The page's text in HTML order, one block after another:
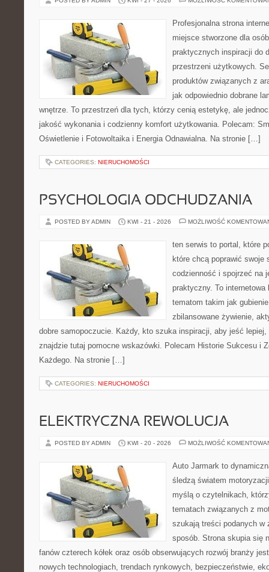
Profesjonalna strona
miejsce stworzone dla
praktycznych inspiracji do
przestrzeni użytkowych.
produktów związanych z
jak odpowiednio dobrane
wnętrze. To przestrzeń dla tych, którzy cenią estetykę, ale
jakość wykonania i codzienny komfort użytkowania. Polecam:
Oświetlenie i Fotowoltaika i Energia Odnawialna. Na stronie […]
CATEGORIES: NIERUCHOMOŚCI
PSYCHOLOGIA ODCHUDZANIA
POSTED BY ADMIN KWI - 21 - 2026 MOŻLIWOŚĆ
ten serwis to portal, które
które chcą poprawić swoje
codzienność i spojrzeć na
praktyczny. To
tematom takim jak
zbilansowane żywienie,
dobre samopoczucie. Każdy, kto szuka inspiracji, aby jeść
znajdzie tutaj pomocne wskazówki. Polecam Historie Sukcesu i
Każdego. Na stronie […]
CATEGORIES: NIERUCHOMOŚCI
ELEKTRYCZNA REWOLUCJA
POSTED BY ADMIN KWI - 20 - 2026 MOŻLIWOŚĆ
Auto Jarmark to
śledzą światem
myślą o czytelnikach,
tematach związanych z
szukają treści podanych w
sposób. Strona skupia się
fanów czterech kółek oraz osób obserwujących rozwój branży
nowych technologiach, trendach rynkowych, bezpieczeństwie,